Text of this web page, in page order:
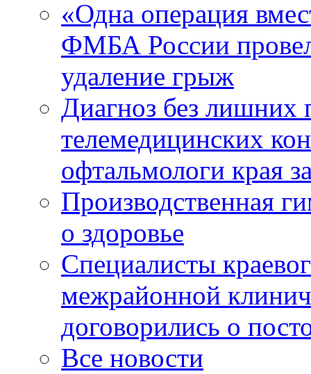
«Одна операция
ФМБА России
удаление грыж
Диагноз без лишних
телемедицинских
офтальмологи края
Производственная
о здоровье
Специалисты
межрайонной
договорились о
Все новости